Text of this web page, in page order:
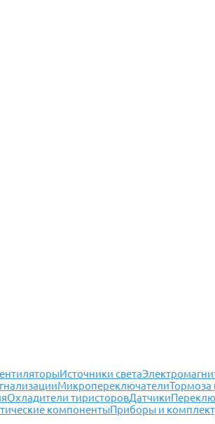
Источники света
МикропереключателиТормоза
Охладители тиристоровДатчики
компонентыПриборы и